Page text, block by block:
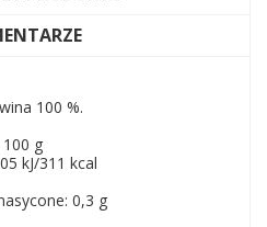
100 %.
100 g
kJ/311 kcal
0,3 g